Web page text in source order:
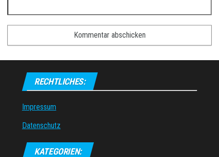
RECHTLICHES:
Impressum
Datenschutz
KATEGORIEN: